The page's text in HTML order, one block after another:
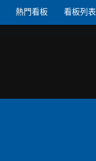
熱門看板 看板列表